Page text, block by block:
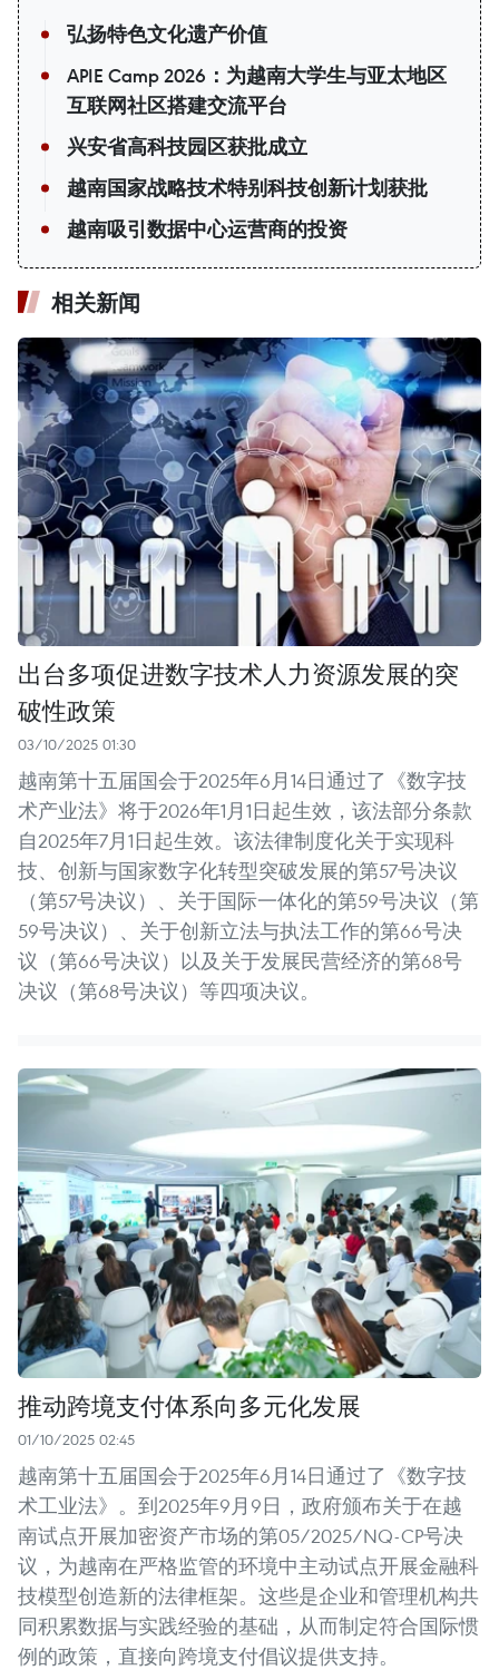
弘扬特色文化遗产价值
APIE Camp 2026：为越南大学生与亚太地区
互联网社区搭建交流平台
兴安省高科技园区获批成立
越南国家战略技术特别科技创新计划获批
越南吸引数据中心运营商的投资
相关新闻
出台多项促进数字技术人力资源发展的突
破性政策
03/10/2025 01:30
越南第十五届国会于2025年6月14日通过了《数字技
术产业法》将于2026年1月1日起生效，该法部分条款
自2025年7月1日起生效。该法律制度化关于实现科
技、创新与国家数字化转型突破发展的第57号决议
（第57号决议）、关于国际一体化的第59号决议（第
59号决议）、关于创新立法与执法工作的第66号决
议（第66号决议）以及关于发展民营经济的第68号
决议（第68号决议）等四项决议。
推动跨境支付体系向多元化发展
01/10/2025 02:45
越南第十五届国会于2025年6月14日通过了《数字技
术工业法》。到2025年9月9日，政府颁布关于在越
南试点开展加密资产市场的第05/2025/NQ-CP号决
议，为越南在严格监管的环境中主动试点开展金融科
技模型创造新的法律框架。这些是企业和管理机构共
同积累数据与实践经验的基础，从而制定符合国际惯
例的政策，直接向跨境支付倡议提供支持。